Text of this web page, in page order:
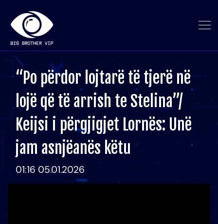
“Po përdor lojtarë të tjerë në
lojë që të arrish te Stelina”/
Keijsi i përgjigjet Lornës: Unë
jam asnjëanës këtu
01:16 05.01.2026